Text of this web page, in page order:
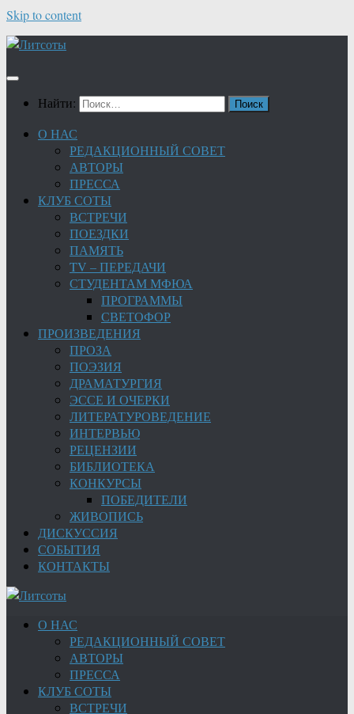
Skip to content
Найти:
О НАС
РЕДАКЦИОННЫЙ СОВЕТ
АВТОРЫ
ПРЕССА
КЛУБ СОТЫ
ВСТРЕЧИ
ПОЕЗДКИ
ПАМЯТЬ
TV – ПЕРЕДАЧИ
СТУДЕНТАМ МФЮА
ПРОГРАММЫ
СВЕТОФОР
ПРОИЗВЕДЕНИЯ
ПРОЗА
ПОЭЗИЯ
ДРАМАТУРГИЯ
ЭССЕ И ОЧЕРКИ
ЛИТЕРАТУРОВЕДЕНИЕ
ИНТЕРВЬЮ
РЕЦЕНЗИИ
БИБЛИОТЕКА
КОНКУРСЫ
ПОБЕДИТЕЛИ
ЖИВОПИСЬ
ДИСКУССИЯ
СОБЫТИЯ
КОНТАКТЫ
О НАС
РЕДАКЦИОННЫЙ СОВЕТ
АВТОРЫ
ПРЕССА
КЛУБ СОТЫ
ВСТРЕЧИ